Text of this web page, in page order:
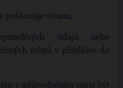
poškozuje stranu,
údajů nebo
údajů v přihlášce do
s odůvodněním musí být